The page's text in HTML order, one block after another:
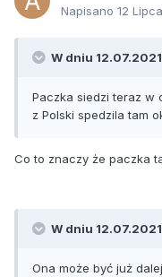
Napisano 12
W dniu 12.07.2021
Paczka siedzi teraz w
z Polski spedzila tam
Co to znaczy że paczka
W dniu
Ona może być już